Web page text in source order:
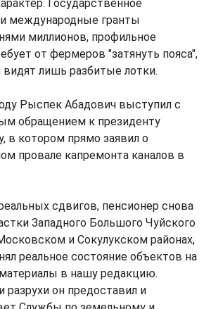
Государственное
международные гранты
миллионов, профильное
от фермеров "затянуть пояса",
лишь разбитые лотки.
Рыспек Абадович выступил с
обращением к президенту
в котором прямо заявил о
провале капремонта каналов в
сдвигов, пенсионер снова
Западного Большого Чуйского
и Сокулукском районах,
реальное состояние объектов на
в нашу редакцию.
разрухи он предоставил и